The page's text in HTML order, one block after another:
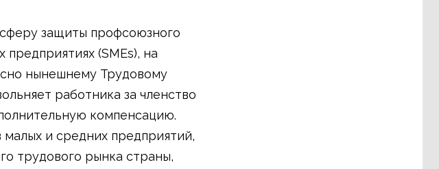
защиты профсоюзного
(SMEs), на
нынешнему Трудовому
работника за членство
компенсацию.
и средних предприятий,
трудового рынка страны,